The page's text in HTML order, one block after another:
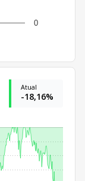
0
Atual
-18,16%